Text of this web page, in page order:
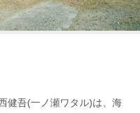
健吾(一ノ瀬ワタル)は、海